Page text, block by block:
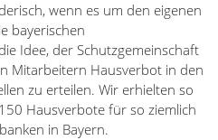
wenn es um den eigenen
bayerischen
Idee, der Schutzgemeinschaft
Mitarbeitern Hausverbot in den
zu erteilen. Wir erhielten so
Hausverbote für so ziemlich
in Bayern.